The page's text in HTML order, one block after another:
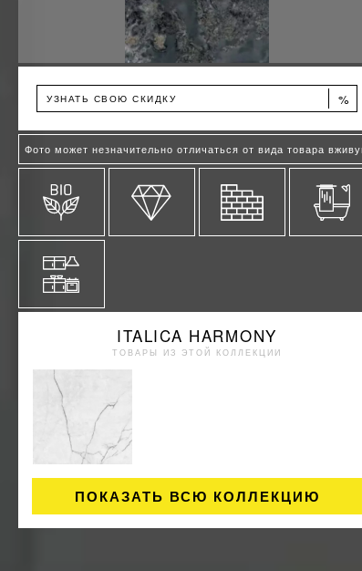
УЗНАТЬ СВОЮ СКИДКУ %
Фото может незначительно отличаться от вида товара
ITALICA HARMONY
ТОВАРЫ ИЗ ЭТОЙ КОЛЛЕКЦИИ
ПОКАЗАТЬ ВСЮ КОЛЛЕКЦИЮ